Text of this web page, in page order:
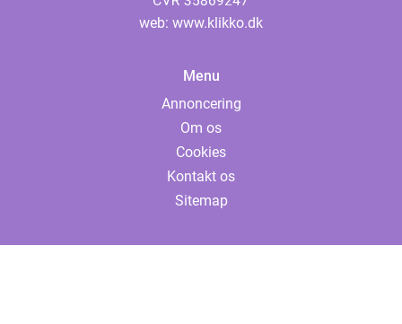
web: www.klikko.dk
Menu
Annoncering
Om os
Cookies
Kontakt os
Sitemap